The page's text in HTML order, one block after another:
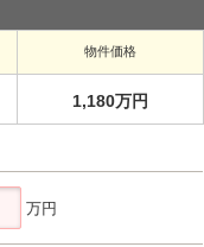
物件価格
1,180万円
万円